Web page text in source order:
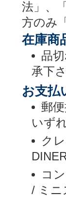
法」、
方のみ
在庫商
品
承下
お支払
郵
いず
ク
コ
/ ミニ